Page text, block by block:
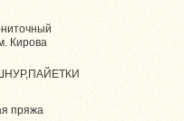
Кирова
пряжа